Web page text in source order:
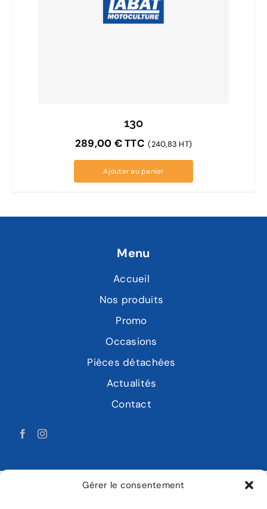
Gérer le consentement
130
289,00 €TTC (240,83 HT)
Ajouter au panier
Menu
Accueil
Nos produits
Promo
Occasions
Pièces détachées
Actualités
Contact